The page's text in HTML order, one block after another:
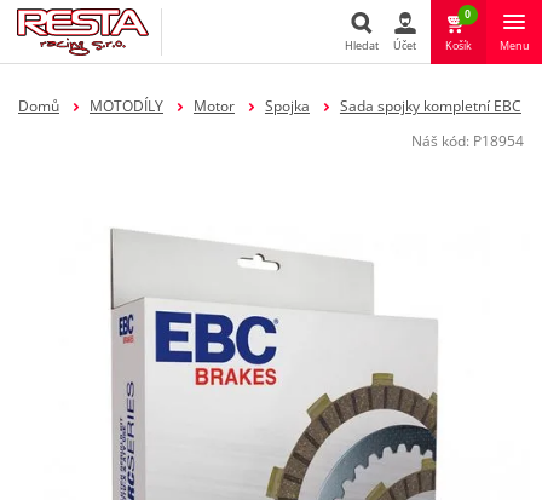
Hledat
Hledat Účet
0
Košík Menu
Domů MOTODÍLY Motor Spojka
Sada spojky kompletní EBC
Náš kód: P18954